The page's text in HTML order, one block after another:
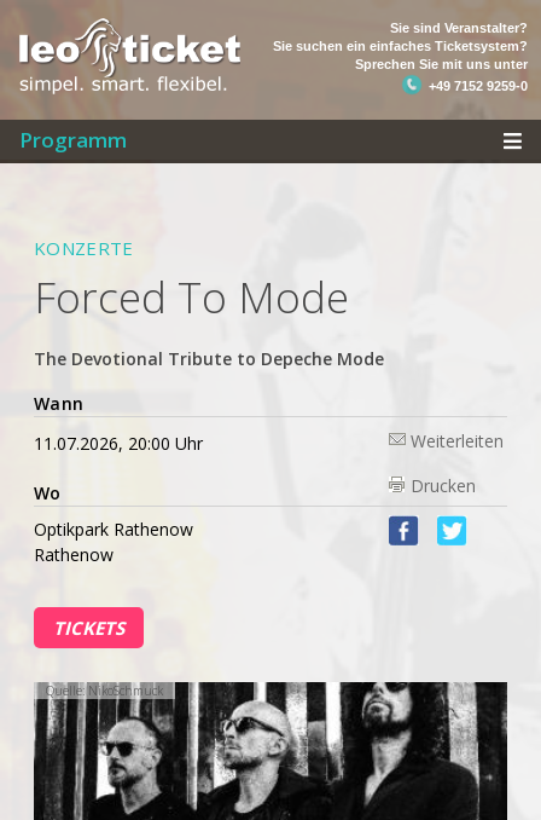
Sie sind Veranstalter?
Sie suchen ein einfaches Ticketsystem?
Sprechen Sie mit uns unter
+49 7152 9259-0
Programm
KONZERTE
Forced To Mode
The Devotional Tribute to Depeche Mode
Wann
11.07.2026, 20:00 Uhr
Weiterleiten
Wo
Drucken
Optikpark Rathenow
Rathenow
TICKETS
Quelle: NikoSchmuck